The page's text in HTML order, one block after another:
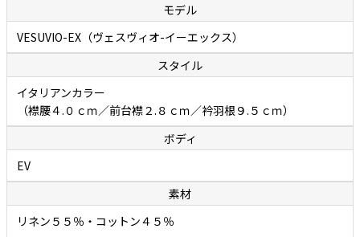
でゆったりとリラックスしたシルエットになっています。アームは上
付きでカマが小さめに設計されているので袖付けまわりに不自然なシ
ワが生まれず、すっきりキレイに見えることもポイントです。熟練し
たシャツ職人の手縫いによるイセ込んだ肩と袖の後付けによって高い
運動性を実現しているあたりに老舗カミチェリアの矜持が感じられま
す。“動きやすさ”と“美しさ”、そしてほどよい“リラックス感”を合わ
せ持つ、現代版リラックスボディになるとお考えください。
涼しげな風合いでやさしい肌触りの「リネンコットン
ポプリン」
モデル
VESUVIO-EX（ヴェスヴィオ-イーエックス）
スタイル
イタリアンカラー
（襟腰４.０ｃｍ／前台襟２.８ｃｍ／衿羽根９.５ｃｍ）
ボディ
EV
素材
リネン５５％・コットン４５％